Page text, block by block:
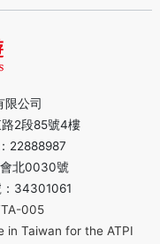
限公司
2段85號4樓
22888987
北0030號
34301061
005
in Taiwan for the ATPI